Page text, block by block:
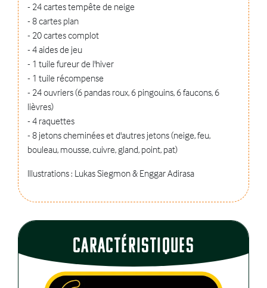
- 24 cartes tempête de neige
- 8 cartes plan
- 20 cartes complot
- 4 aides de jeu
- 1 tuile fureur de l'hiver
- 1 tuile récompense
- 24 ouvriers (6 pandas roux, 6 pingouins, 6 faucons, 6
lièvres)
- 4 raquettes
- 8 jetons cheminées et d'autres jetons (neige, feu,
bouleau, mousse, cuivre, gland, point, pat)
Illustrations : Lukas Siegmon & Enggar Adirasa
CaractÉristiques